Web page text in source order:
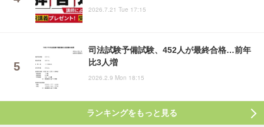
2026.7.21 Tue 17:15
司法試験予備試験、452人が最終合格…前年
比3人増
2026.2.9 Mon 18:15
ランキングをもっと見る